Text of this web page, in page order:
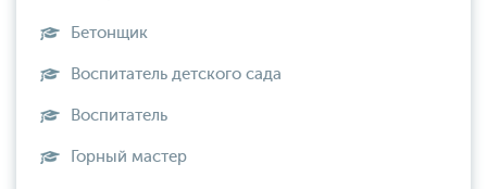
Бетонщик
Воспитатель детского сада
Воспитатель
Горный мастер